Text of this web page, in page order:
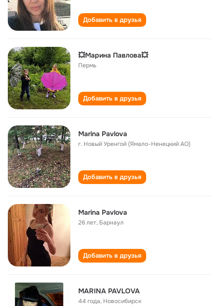
Добавить в друзья
💥Марина Павлова💥
Пермь
Добавить в друзья
Marina Pavlova
г. Новый Уренгой (Ямало-Ненецкий АО)
Добавить в друзья
Marina Pаvlova
26 лет, Барнаул
Добавить в друзья
MARINA PAVLOVA
44 года, Новосибирск